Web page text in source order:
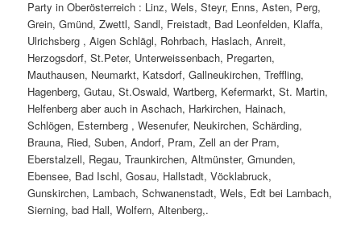
Party in Oberösterreich : Linz, Wels, Steyr, Enns, Asten, Perg,
Grein, Gmünd, Zwettl, Sandl, Freistadt, Bad Leonfelden, Klaffa,
Ulrichsberg , Aigen Schlägl, Rohrbach, Haslach, Anreit,
Herzogsdorf, St.Peter, Unterweissenbach, Pregarten,
Mauthausen, Neumarkt, Katsdorf, Gallneukirchen, Treffling,
Hagenberg, Gutau, St.Oswald, Wartberg, Kefermarkt, St. Martin,
Helfenberg aber auch in Aschach, Harkirchen, Hainach,
Schlögen, Esternberg , Wesenufer, Neukirchen, Schärding,
Brauna, Ried, Suben, Andorf, Pram, Zell an der Pram,
Eberstalzell, Regau, Traunkirchen, Altmünster, Gmunden,
Ebensee, Bad Ischl, Gosau, Hallstadt, Vöcklabruck,
Gunskirchen, Lambach, Schwanenstadt, Wels, Edt bei Lambach,
Sierning, bad Hall, Wolfern, Altenberg,.